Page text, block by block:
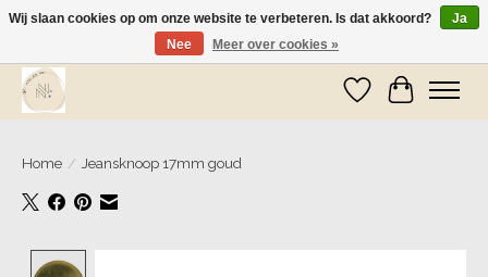
Wij zijn op vakantie! Vanaf zaterdag 9 mei worden er weer pakketjes verzonden
Verlanglijst
Home / Jeansknoop 17mm goud
Wij slaan cookies op om onze website te verbeteren. Is dat akkoord?
Ja
Nee
Meer over cookies »